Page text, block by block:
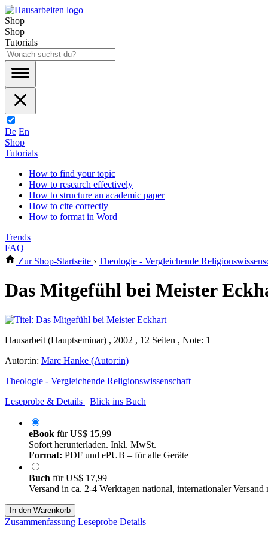
Shop
Shop
Tutorials
De En
Shop
Tutorials
How to find your topic
How to research effectively
How to structure an academic paper
How to cite correctly
How to format in Word
Trends
FAQ
Zur Shop-Startseite › Theologie - Vergleichende
Das Mitgefühl bei Meister
Hausarbeit (Hauptseminar) , 2002 , 12 Seiten , Note: 1
Autor:in: Marc Hanke (Autor:in)
Theologie - Vergleichende Religionswissenschaft
Leseprobe & Details
Blick ins Buch
eBook fürUS$ 15,99
Sofort herunterladen. Inkl. MwSt.
Format: PDF und ePUB – für alle Geräte
Buch fürUS$ 17,99
Versand in ca. 2-4 Werktagen national, internationaler Versand
In den Warenkorb
Zusammenfassung Leseprobe Details